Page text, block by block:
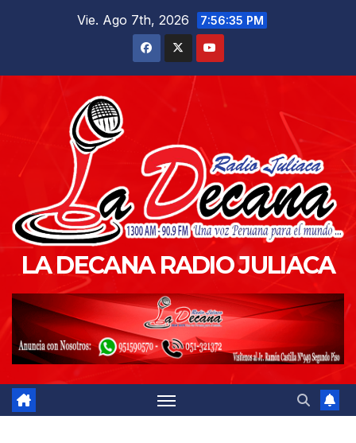
Vie. Ago 7th, 2026 7:56:37 PM
LA DECANA RADIO JULIACA